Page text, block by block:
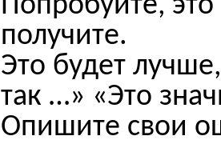
получите.
Это будет
так …» «Это
Опишите свои